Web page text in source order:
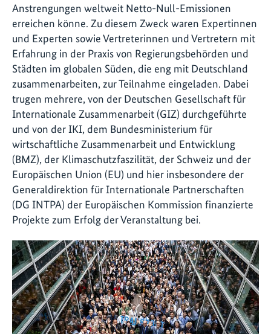
Anstrengungen weltweit Netto-Null-Emissionen
erreichen könne. Zu diesem Zweck waren Expertinnen
und Experten sowie Vertreterinnen und Vertretern mit
Erfahrung in der Praxis von Regierungsbehörden und
Städten im globalen Süden, die eng mit Deutschland
zusammenarbeiten, zur Teilnahme eingeladen. Dabei
trugen mehrere, von der Deutschen Gesellschaft für
Internationale Zusammenarbeit (GIZ) durchgeführte
und von der IKI, dem Bundesministerium für
wirtschaftliche Zusammenarbeit und Entwicklung
(BMZ), der Klimaschutzfaszilität, der Schweiz und der
Europäischen Union (EU) und hier insbesondere der
Generaldirektion für Internationale Partnerschaften
(DG INTPA) der Europäischen Kommission finanzierte
Projekte zum Erfolg der Veranstaltung bei.